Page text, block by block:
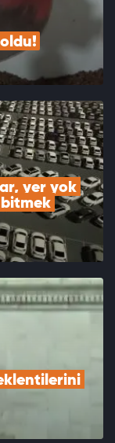
oldu!
yer yok